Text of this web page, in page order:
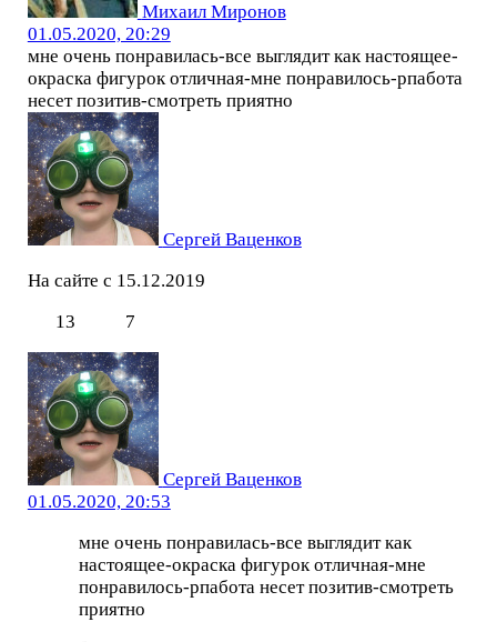
Михаил Миронов
01.05.2020, 20:29
мне очень понравилась-все выглядит как настоящее-
окраска фигурок отличная-мне понравилось-рпабота
несет позитив-смотреть приятно
Сергей Ваценков
На сайте с 15.12.2019
13
7
Сергей Ваценков
01.05.2020, 20:53
мне очень понравилась-все выглядит как
настоящее-окраска фигурок отличная-мне
понравилось-рпабота несет позитив-смотреть
приятно